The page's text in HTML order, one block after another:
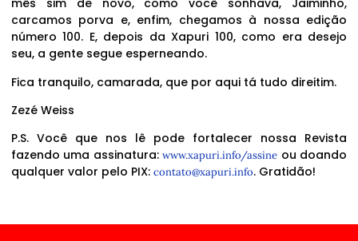
mês sim de novo, como você sonhava, Jaiminho,
carcamos porva e, enfim, chegamos à nossa edição
número 100. E, depois da Xapuri 100, como era desejo
seu, a gente segue esperneando.
Fica tranquilo, camarada, que por aqui tá tudo direitim.
Zezé Weiss
P.S. Você que nos lê pode fortalecer nossa Revista
fazendo uma assinatura:www.xapuri.info/assine ou doando
qualquer valor pelo PIX: contato@xapuri.info. Gratidão!